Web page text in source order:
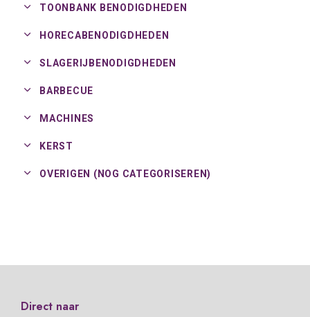
TOONBANK BENODIGDHEDEN
HORECABENODIGDHEDEN
SLAGERIJBENODIGDHEDEN
BARBECUE
MACHINES
KERST
OVERIGEN (NOG CATEGORISEREN)
Direct naar